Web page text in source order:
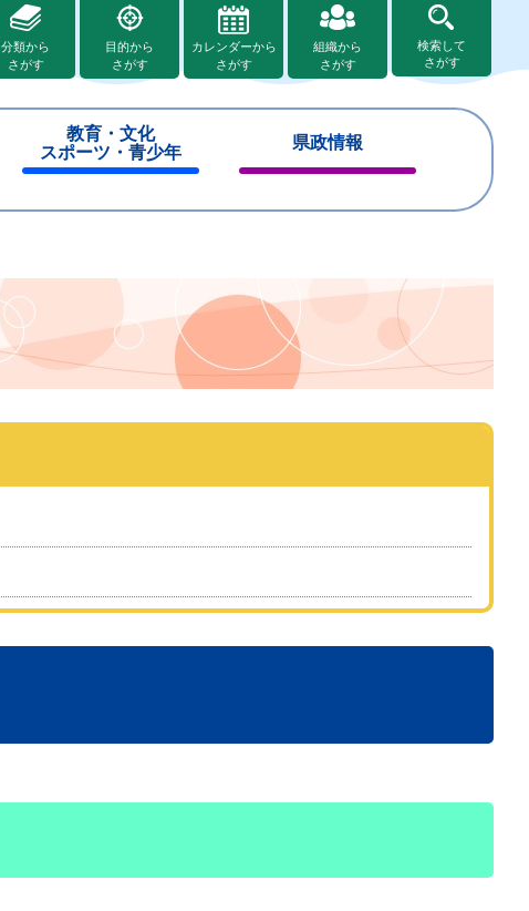
分類から
さがす
目的から
さがす
カレンダーから
さがす
組織から
さがす
検索して
さがす
教育・文化
スポーツ・青少年
じ
県政情報
じ